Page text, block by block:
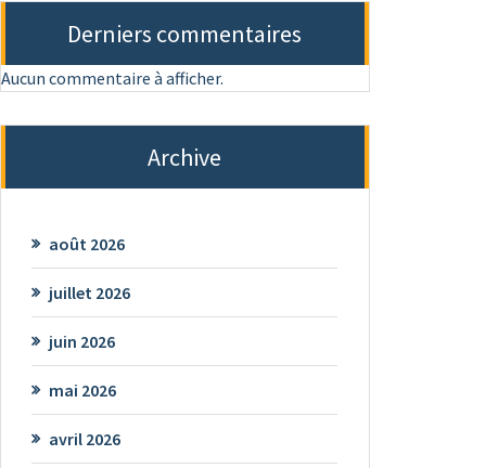
Derniers commentaires
Aucun commentaire à afficher.
Archive
août 2026
juillet 2026
juin 2026
mai 2026
avril 2026